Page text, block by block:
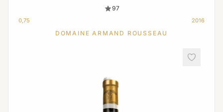
97
0,75 2016
DOMAINE ARMAND ROUSSEAU